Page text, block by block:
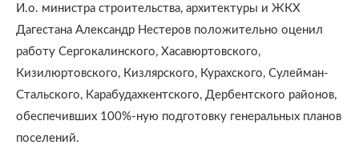
И.о. министра строительства, архитектуры и ЖКХ
Дагестана Александр Нестеров положительно оценил
работу Сергокалинского, Хасавюртовского,
Кизилюртовского, Кизлярского, Курахского, Сулейман-
Стальского, Карабудахкентского, Дербентского районов,
обеспечивших 100%-ную подготовку генеральных планов
поселений.